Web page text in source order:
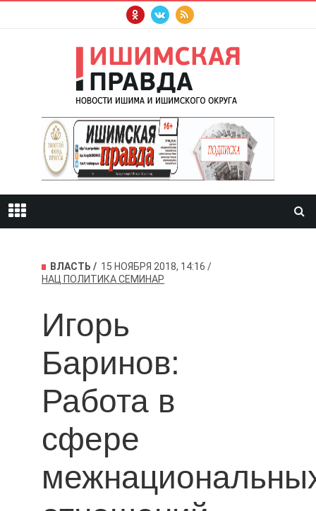
ВЛАСТЬ
15 НОЯБРЯ 2018, 14:16
НАЦ ПОЛИТИКАСЕМИНАР
Игорь
Баринов:
Работа в
сфере